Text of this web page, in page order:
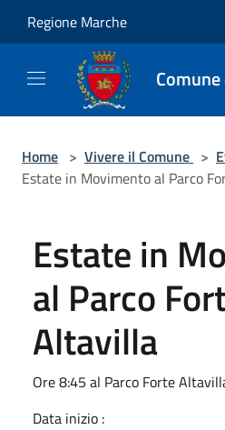
Regione Marche
Home > Vivere il Comune >
Estate in Movimento al Parco
Estate in
al Parco
Altavilla
Ore 8:45 al Parco Forte
Data inizio :